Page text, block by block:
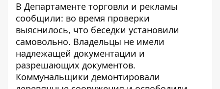
В Департаменте торговли и рекламы
сообщили: во время проверки
выяснилось, что беседки установили
самовольно. Владельцы не имели
надлежащей документации и
разрешающих документов.
Коммунальщики демонтировали